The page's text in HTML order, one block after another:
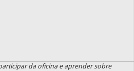
da oficina e aprender sobre